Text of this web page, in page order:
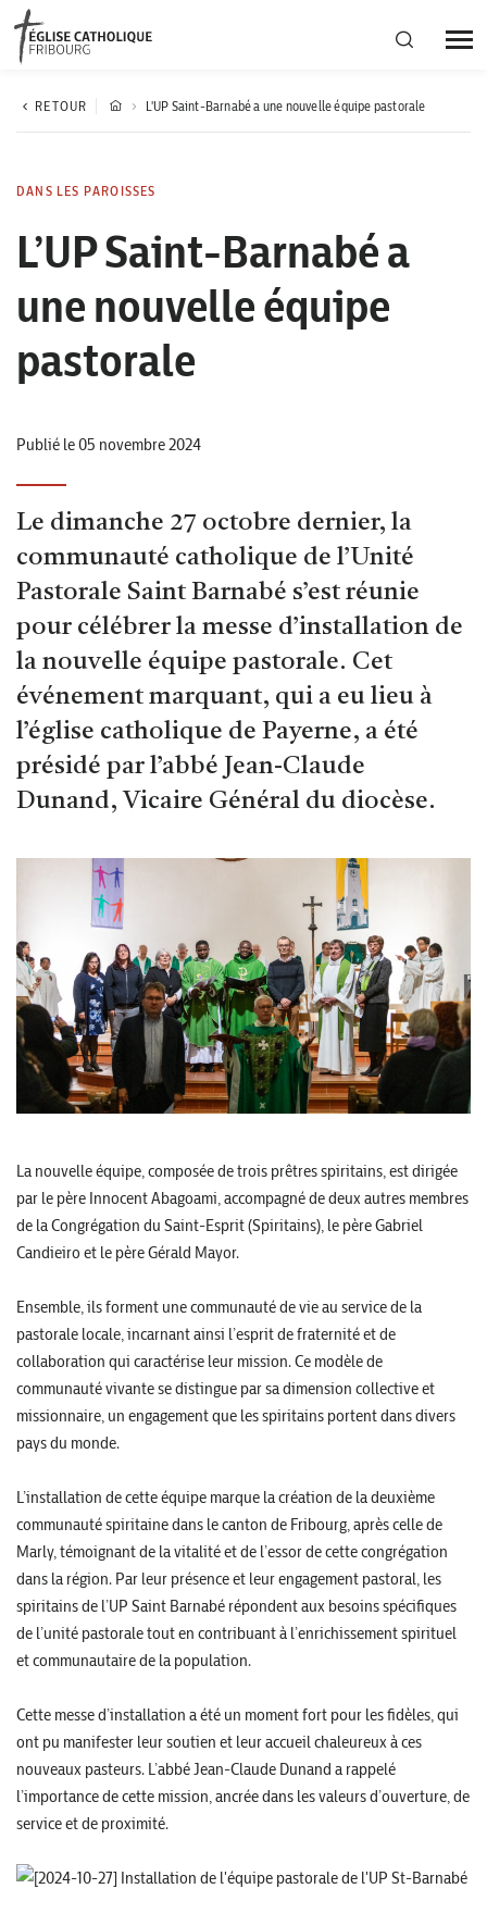
Région diocésaine
Agenda
Corporation cantonale
RETOUR L'UP Saint-Barnabé a une nouvelle équipe pastorale
DANS LES PAROISSES
L’UP Saint-Barnabé a
une nouvelle équipe
pastorale
Publié le 05 novembre 2024
Le dimanche 27 octobre dernier, la
communauté catholique de l’Unité
Pastorale Saint Barnabé s’est réunie
pour célébrer la messe d’installation de
la nouvelle équipe pastorale. Cet
événement marquant, qui a eu lieu à
l’église catholique de Payerne, a été
présidé par l’abbé Jean-Claude
Dunand, Vicaire Général du diocèse.
La nouvelle équipe, composée de trois prêtres spiritains, est dirigée
par le père Innocent Abagoami, accompagné de deux autres membres
de la Congrégation du Saint-Esprit (Spiritains), le père Gabriel
Candieiro et le père Gérald Mayor.
Ensemble, ils forment une communauté de vie au service de la
pastorale locale, incarnant ainsi l’esprit de fraternité et de
collaboration qui caractérise leur mission. Ce modèle de
communauté vivante se distingue par sa dimension collective et
missionnaire, un engagement que les spiritains portent dans divers
pays du monde.
L’installation de cette équipe marque la création de la deuxième
communauté spiritaine dans le canton de Fribourg, après celle de
Marly, témoignant de la vitalité et de l’essor de cette congrégation
dans la région. Par leur présence et leur engagement pastoral, les
spiritains de l’UP Saint Barnabé répondent aux besoins spécifiques
de l’unité pastorale tout en contribuant à l’enrichissement spirituel
et communautaire de la population.
Cette messe d’installation a été un moment fort pour les fidèles, qui
ont pu manifester leur soutien et leur accueil chaleureux à ces
nouveaux pasteurs. L’abbé Jean-Claude Dunand a rappelé
l’importance de cette mission, ancrée dans les valeurs d’ouverture, de
service et de proximité.